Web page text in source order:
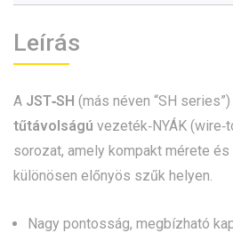
Leírás
A JST‑SH (más néven “SH
tűtávolságú vezeték‑NYÁK
sorozat, amely kompakt mérete
különösen előnyös szűk helyen.
Nagy pontosság, megbízható